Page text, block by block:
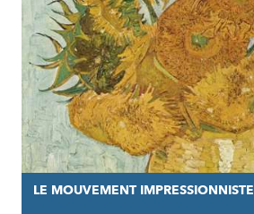
LE MOUVEMENT IMPRESSIONNISTE